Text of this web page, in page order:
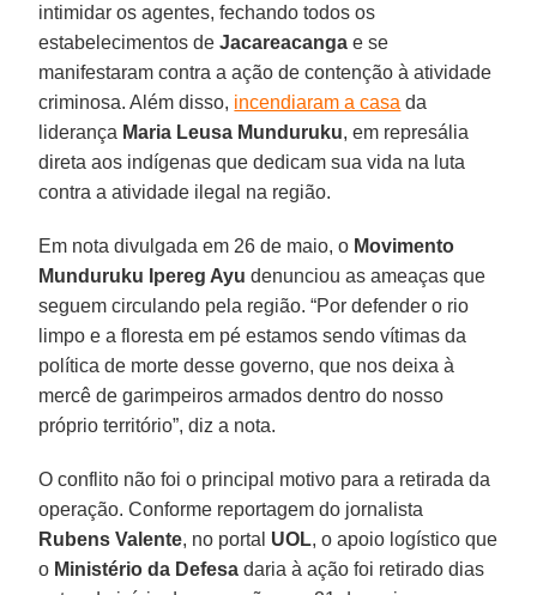
intimidar os agentes, fechando todos os
estabelecimentos deJacareacanga e se
manifestaram contra a ação de contenção à atividade
criminosa. Além disso, incendiaram a casa da
liderança Maria Leusa Munduruku, em represália
direta aos indígenas que dedicam sua vida na luta
contra a atividade ilegal na região.
Em nota divulgada em 26 de maio, o Movimento
Munduruku Ipereg Ayu denunciou as ameaças que
seguem circulando pela região. “Por defender o rio
limpo e a floresta em pé estamos sendo vítimas da
política de morte desse governo, que nos deixa à
mercê de garimpeiros armados dentro do nosso
próprio território”, diz a nota.
O conflito não foi o principal motivo para a retirada da
operação. Conforme reportagem do jornalista
Rubens Valente, no portal UOL, o apoio logístico que
o Ministério da Defesa daria à ação foi retirado dias